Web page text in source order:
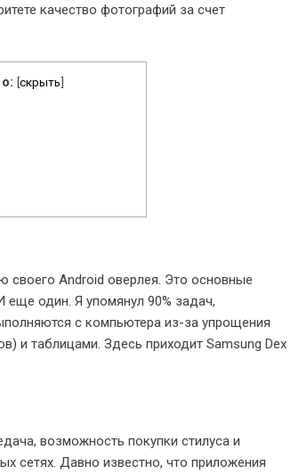
качество фотографий за счет
[скрыть]
своего Android оверлея. Это основные
еще один. Я упомянул 90% задач,
с компьютера из-за упрощения
и таблицами. Здесь приходит Samsung Dex
возможность покупки стилуса и
сетях. Давно известно, что приложения